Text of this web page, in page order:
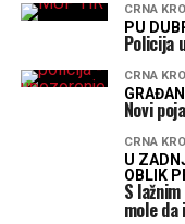
CRNA
PU
Policija
CRNA
Novi
CRNA
U
OBLIK
S
mole